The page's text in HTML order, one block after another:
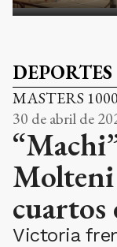
DEPORTES
MASTERS
30 de abril de
Molteni
cuartos
Victoria